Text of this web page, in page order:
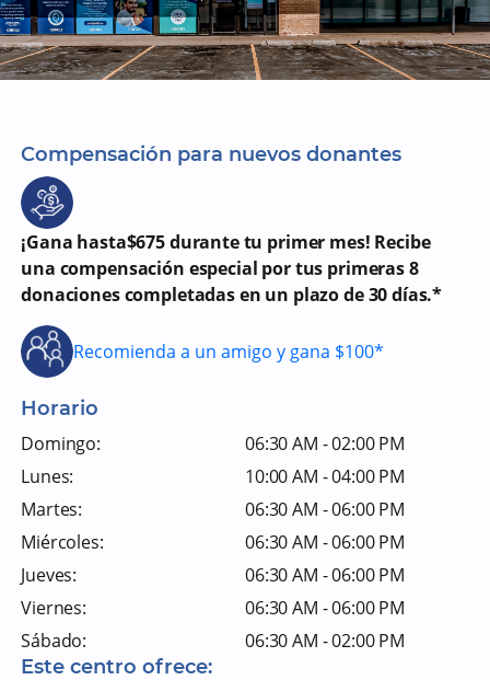
Compensación para nuevos donantes
¡Gana hasta$675 durante tu primer mes! Recibe
una compensación especial por tus primeras 8
donaciones completadas en un plazo de 30 días.*
Recomienda a un amigo y gana $100*
Horario
Domingo:
06:30 AM - 02:00 PM
Lunes:
10:00 AM - 04:00 PM
Martes:
06:30 AM - 06:00 PM
Miércoles:
06:30 AM - 06:00 PM
Jueves:
06:30 AM - 06:00 PM
Viernes:
06:30 AM - 06:00 PM
Sábado:
06:30 AM - 02:00 PM
Este centro ofrece: